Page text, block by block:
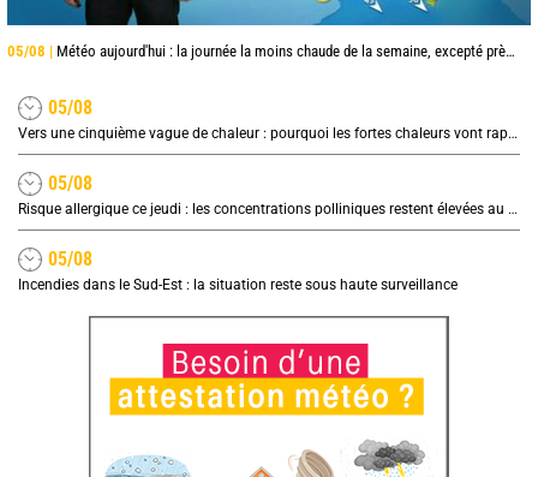
05/08 | Météo aujourd'hui : la journée la moins chaude de la semaine, excepté près de la Méditerranée
05/08
Vers une cinquième vague de chaleur : pourquoi les fortes chaleurs vont rapidement revenir en France
05/08
Risque allergique ce jeudi : les concentrations polliniques restent élevées au nord
05/08
Incendies dans le Sud-Est : la situation reste sous haute surveillance